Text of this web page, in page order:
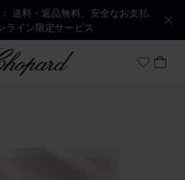
送料・返品無料、安全なお支払
ライン限定サービス
Chopard
Myマ